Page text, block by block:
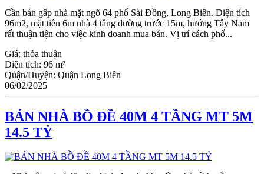
Cần bán gấp nhà mặt ngõ 64 phố Sài Đồng, Long Biên. Diện tích
96m2, mặt tiền 6m nhà 4 tầng đường trước 15m, hướng Tây Nam
rất thuận tiện cho việc kinh doanh mua bán. Vị trí cách phố...
Giá: thỏa thuận
Diện tích: 96 m²
Quận/Huyện: Quận Long Biên
06/02/2025
BÁN NHÀ BỒ ĐỀ 40M 4 TẦNG MT 5M
14.5 TỶ